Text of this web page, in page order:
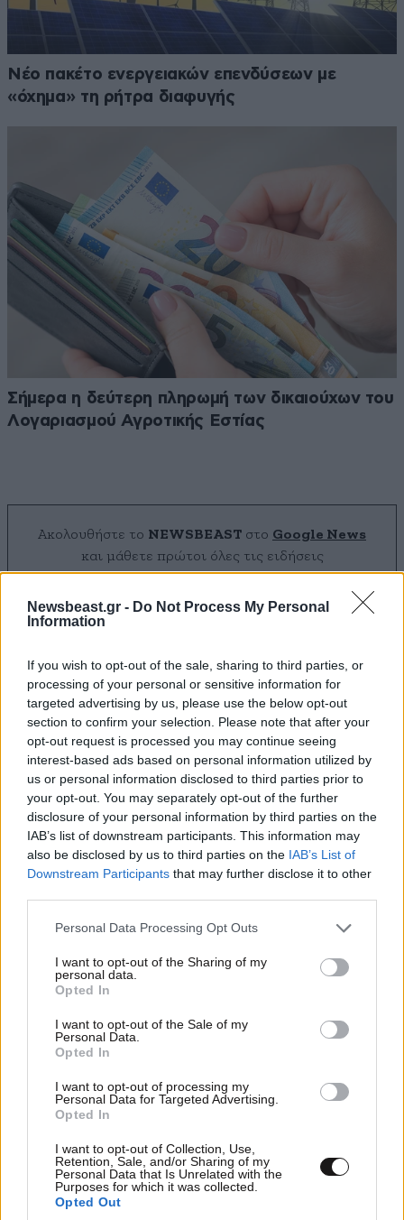
Newsbeast.gr - Do Not Process My Personal
Information
If you wish to opt-out of the sale, sharing to third parties, or
processing of your personal or sensitive information for
targeted advertising by us, please use the below opt-out
section to confirm your selection. Please note that after your
opt-out request is processed you may continue seeing
interest-based ads based on personal information utilized by
us or personal information disclosed to third parties prior to
your opt-out. You may separately opt-out of the further
disclosure of your personal information by third parties on the
IAB’s list of downstream participants. This information may
also be disclosed by us to third parties on the IAB’s List of
Downstream Participants that may further disclose it to other
Please note that this website/app uses one or more Google
not limited to your visit or usage behaviour. You may click to
grant or deny consent to Google and its third-party tags to
use your data for below specified purposes in below Google
consent section.
Personal Data Processing Opt Outs
I want to opt-out of the Sharing of my
personal data.
Opted In
I want to opt-out of the Sale of my
Personal Data.
Opted In
I want to opt-out of processing my
Personal Data for Targeted Advertising.
Opted In
I want to opt-out of Collection, Use,
Retention, Sale, and/or Sharing of my
Personal Data that Is Unrelated with the
Purposes for which it was collected.
Opted Out
Νέο πακέτο ενεργειακών επενδύσεων με
«όχημα» τη ρήτρα διαφυγής
Σήμερα η δεύτερη πληρωμή των δικαιούχων του
Λογαριασμού Αγροτικής Εστίας
Ακολουθήστε το NEWSBEAST στο Google News
και μάθετε πρώτοι όλες τις ειδήσεις
ΣΧΌΛΙΑ ΑΝΑΓΝΩΣΤΏΝ
ΠΡΟΣΘΕΣΤΕ ΤΟ ΣΧΟΛΙΟ ΣΑΣ